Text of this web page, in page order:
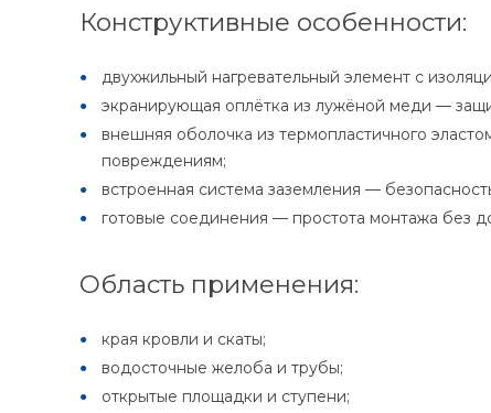
Конструктивные особенности:
двухжильный нагревательный элемент с
экранирующая оплётка из лужёной меди —
внешняя оболочка из термопластичного
повреждениям;
встроенная система заземления —
готовые соединения — простота монтажа без
Область применения:
края кровли и скаты;
водосточные желоба и трубы;
открытые площадки и ступени;